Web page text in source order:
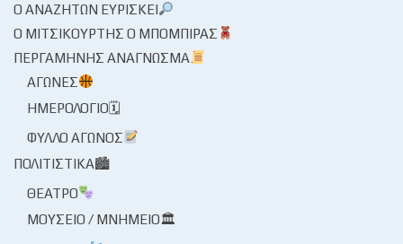
Ο ΑΝΑΖΗΤΏΝ ΕΥΡΊΣΚΕΙ
Ο ΜΙΤΣΙΚΟΥΡΤΉΣ Ο ΜΠΌΜΠΙΡΑΣ
ΠΕΡΓΑΜΗΝΉΣ ΑΝΆΓΝΩΣΜΑ
ΑΓΏΝΕΣ
ΗΜΕΡΟΛΌΓΙΟ🗓
ΦΎΛΛΟ ΑΓΏΝΟΣ
ΠΟΛΙΤΙΣΤΙΚΆ🏙
ΘΈΑΤΡΟ
ΜΟΥΣΕΊΟ / ΜΝΗΜΕΊΟ🏛